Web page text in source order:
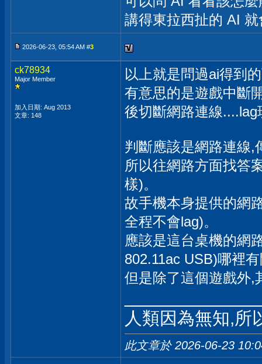
講得東拉西扯的 AI
2026-06-23, 05:54 AM #3
ck78934
Major Member
加入日期: Aug 2013
文章: 148
以上就是問過ai得到
有意思的是遊戲中斷
後切斷網路連線
判斷應該是網路連線,
所以往網路方面找答
樣)。
故手機本身提供的網
全程不會lag)。
應該是這台桌機的網
802.11ac USB)哪裡
但是除了這個遊戲外,
人類因為無知,所
此文章於 2026-06-23